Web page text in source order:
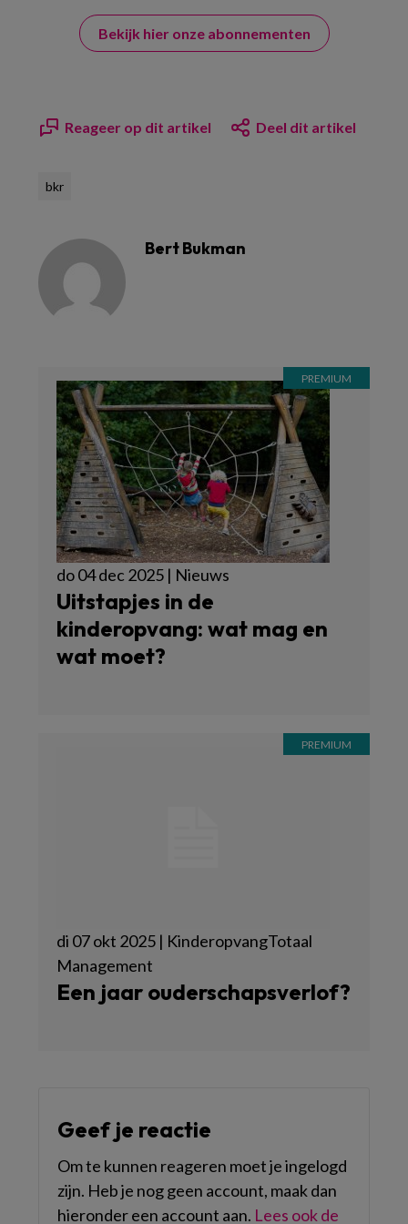
Bekijk hier onze abonnementen
Reageer op dit artikel Deel dit artikel
bkr
Bert Bukman
do 04 dec 2025 | Nieuws
Uitstapjes in de
kinderopvang: wat mag en
wat moet?
di 07 okt 2025 | KinderopvangTotaal
Management
Een jaar ouderschapsverlof?
Geef je reactie
Om te kunnen reageren moet je ingelogd
zijn. Heb je nog geen account, maak dan
hieronder een account aan. Lees ook de